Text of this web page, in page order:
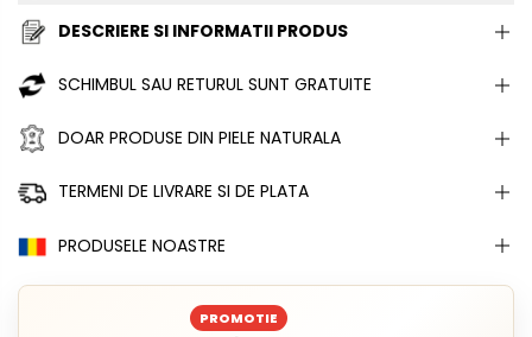
DESCRIERE SI INFORMATII PRODUS
SCHIMBUL SAU RETURUL SUNT GRATUITE
DOAR PRODUSE DIN PIELE NATURALA
TERMENI DE LIVRARE SI DE PLATA
PRODUSELE NOASTRE
PROMOTIE